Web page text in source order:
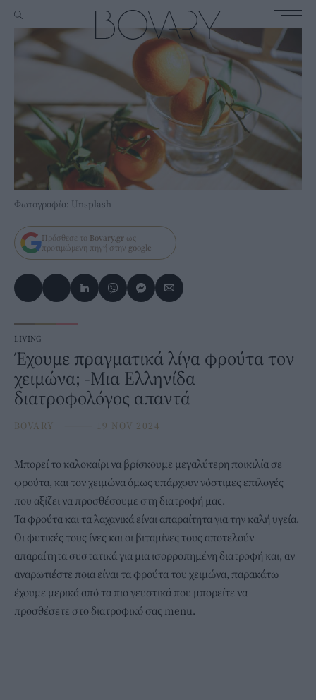
Φωτογραφία: Unsplash
Πρόσθεσε το Bovary.gr ως
προτιμώμενη πηγή στην google
LIVING
Έχουμε πραγματικά λίγα φρούτα τον
χειμώνα; -Μια Ελληνίδα
διατροφολόγος απαντά
BOVARY ⸻ 19 NOV 2024
Μπορεί το καλοκαίρι να βρίσκουμε μεγαλύτερη ποικιλία σε
φρούτα, και τον χειμώνα όμως υπάρχουν νόστιμες επιλογές
που αξίζει να προσθέσουμε στη διατροφή μας.
Τα φρούτα και τα λαχανικά είναι απαραίτητα για την καλή υγεία.
Οι φυτικές τους ίνες και οι βιταμίνες τους αποτελούν
απαραίτητα συστατικά για μια ισορροπημένη διατροφή και, αν
αναρωτιέστε ποια είναι τα φρούτα του χειμώνα, παρακάτω
έχουμε μερικά από τα πιο γευστικά που μπορείτε να
προσθέσετε στο διατροφικό σας menu.